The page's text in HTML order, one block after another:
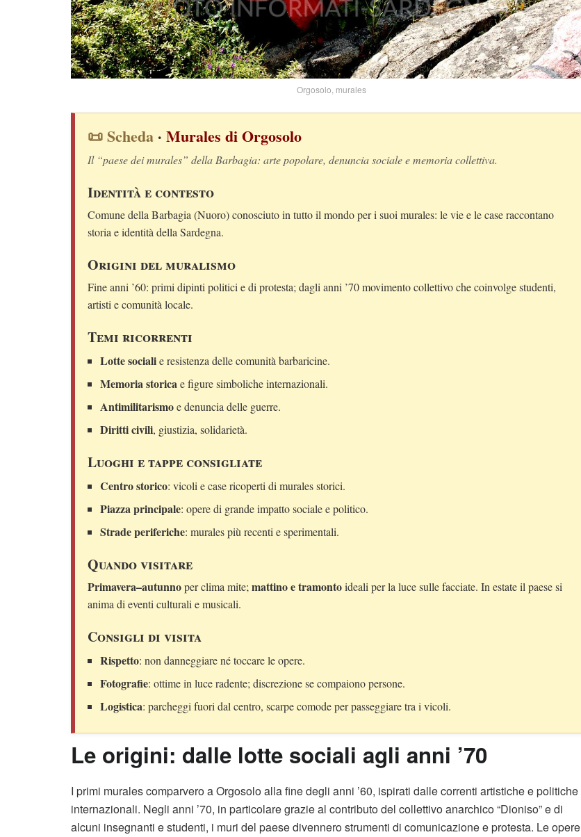
Orgosolo, murales
📜 Scheda · Murales di Orgosolo
Il “paese dei murales” della Barbagia: arte popolare, denuncia sociale e memoria collettiva.
Identità e contesto
Comune della Barbagia (Nuoro) conosciuto in tutto il mondo per i suoi murales: le vie e le case raccontano
storia e identità della Sardegna.
Origini del muralismo
Fine anni ’60: primi dipinti politici e di protesta; dagli anni ’70 movimento collettivo che coinvolge studenti,
artisti e comunità locale.
Temi ricorrenti
Lotte socialie resistenza delle comunità barbaricine.
Memoria storicae figure simboliche internazionali.
Antimilitarismoe denuncia delle guerre.
Diritti civili, giustizia, solidarietà.
Luoghi e tappe consigliate
Centro storico: vicoli e case ricoperti di murales storici.
Piazza principale: opere di grande impatto sociale e politico.
Strade periferiche: murales più recenti e sperimentali.
Quando visitare
Primavera–autunnoper clima mite; mattino e tramontoideali per la luce sulle facciate. In estate il paese si
anima di eventi culturali e musicali.
Consigli di visita
Rispetto: non danneggiare né toccare le opere.
Fotografie: ottime in luce radente; discrezione se compaiono persone.
Logistica: parcheggi fuori dal centro, scarpe comode per passeggiare tra i vicoli.
Le origini: dalle lotte sociali agli anni ’70
I primi murales comparvero a Orgosolo alla fine degli anni ’60, ispirati dalle correnti artistiche e politiche
internazionali. Negli anni ’70, in particolare grazie al contributo del collettivo anarchico “Dioniso” e di
alcuni insegnanti e studenti, i muri del paese divennero strumenti di comunicazione e protesta. Le opere